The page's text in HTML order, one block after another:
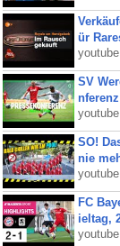
ür
SV
nferenz
SO!
nie
FC
ieltag,